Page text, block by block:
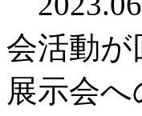
会活動
展示会